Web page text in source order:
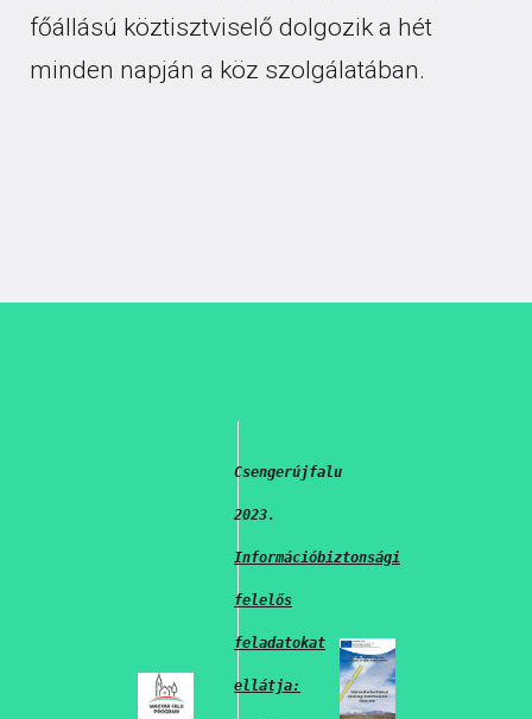
főállású köztisztviselő dolgozik a hét
minden napján a köz szolgálatában.
Csengerújfalu
2023.
Információbiztonsági
felelős
feladatokat
ellátja: